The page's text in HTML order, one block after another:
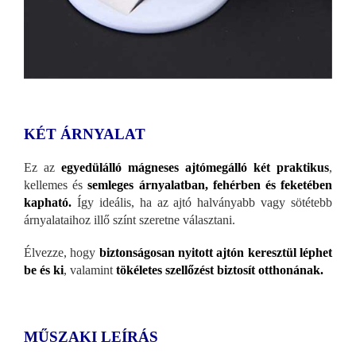
KÉT ÁRNYALAT
Ez az egyedülálló mágneses ajtómegálló két praktikus,
kellemes éssemleges árnyalatban, fehérben és feketében
kapható. Így ideális, ha az ajtó halványabb vagy sötétebb
árnyalataihoz illő színt szeretne választani.
Élvezze, hogy biztonságosan nyitott ajtón keresztül léphet
be és ki, valamint tökéletes szellőzést biztosít otthonának.
MŰSZAKI LEÍRÁS